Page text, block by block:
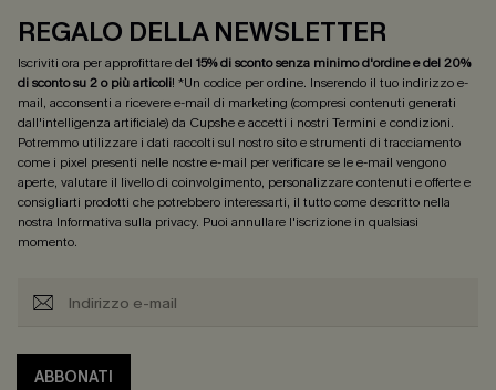
REGALO DELLA NEWSLETTER
Iscriviti ora per approfittare del 15% di sconto senza minimo d'ordine e del 20%
di sconto su 2 o più articoli! *Un codice per ordine. Inserendo il tuo indirizzo e-
mail, acconsenti a ricevere e-mail di marketing (compresi contenuti generati
dall'intelligenza artificiale) da Cupshe e accetti i nostri Termini e condizioni.
Potremmo utilizzare i dati raccolti sul nostro sito e strumenti di tracciamento
come i pixel presenti nelle nostre e-mail per verificare se le e-mail vengono
aperte, valutare il livello di coinvolgimento, personalizzare contenuti e offerte e
consigliarti prodotti che potrebbero interessarti, il tutto come descritto nella
nostra Informativa sulla privacy. Puoi annullare l'iscrizione in qualsiasi
momento.
ABBONATI